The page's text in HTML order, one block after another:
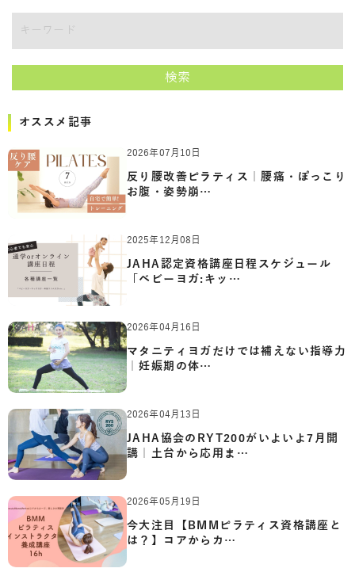
検索
オススメ記事
2026年07月10日
反り腰改善ピラティス｜腰痛・ぽっこり
お腹・姿勢崩…
2025年12月08日
JAHA認定資格講座日程スケジュール
「ベビーヨガ:キッ…
2026年04月16日
マタニティヨガだけでは補えない指導力
｜妊娠期の体…
2026年04月13日
JAHA協会のRYT200がいよいよ7月開
講｜土台から応用ま…
2026年05月19日
今大注目【BMMピラティス資格講座と
は？】コアからカ…